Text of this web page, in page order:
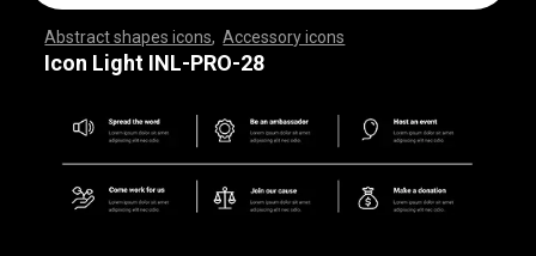
Abstract shapes icons ,Accessory icons
,,,,,,,,,,,,,,,,,,,,,,,, ,,,,,,,,,,,,,,,,,,
,,,,,,,,,,,,,,,,,,,,,,,, ,,,,,,,,,,,,,,,,,,
,,,,,,,,,,,,,,,,,,,,,,,, ,,,,,,,,,,,,,,,,,,
,,,,,,,,,,,,,,,,,,,,,,,, ,,,,,,,,,,,,,,,,,,
Icon Light INL-PRO-28